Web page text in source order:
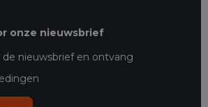
onze nieuwsbrief
de nieuwsbrief en ontvang